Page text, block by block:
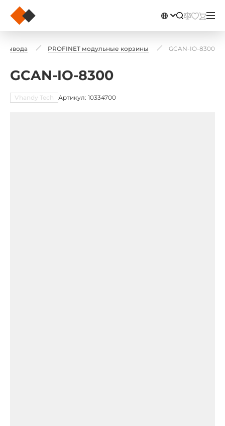
вывода PROFINET модульные корзины GCAN-IO-8300
GCAN-IO-8300
Vhandy Tech Артикул: 10334700